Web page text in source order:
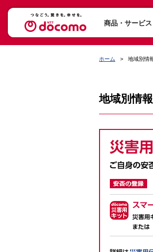
商品・サービス
ホーム 地域別情
地域別情